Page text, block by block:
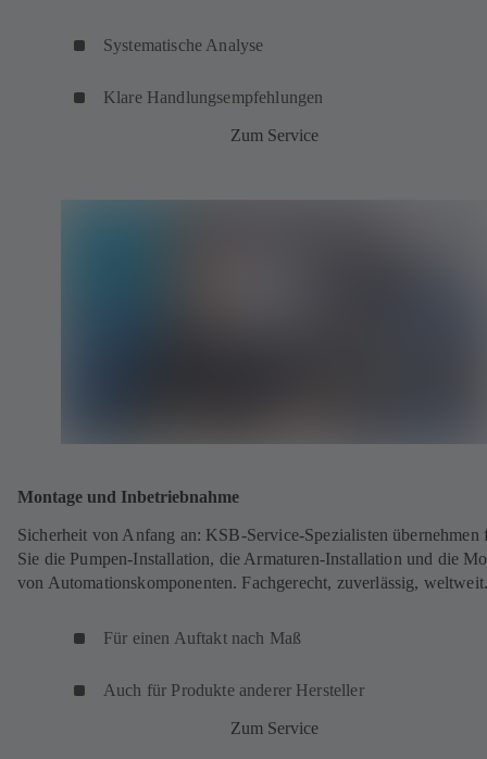
Systematische Analyse
Klare Handlungsempfehlungen
Zum Service
Montage und Inbetriebnahme
Sicherheit von Anfang an: KSB-Service-Spezialisten übernehmen
Sie die Pumpen-Installation, die Armaturen-Installation und die
von Automationskomponenten. Fachgerecht, zuverlässig,
Für einen Auftakt nach Maß
Auch für Produkte anderer Hersteller
Zum Service